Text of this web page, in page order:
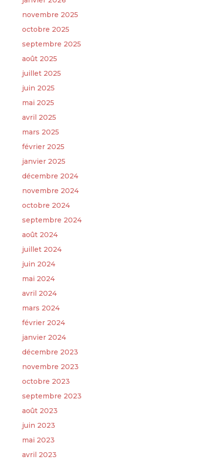
novembre 2025
octobre 2025
septembre 2025
août 2025
juillet 2025
juin 2025
mai 2025
avril 2025
mars 2025
février 2025
janvier 2025
décembre 2024
novembre 2024
octobre 2024
septembre 2024
août 2024
juillet 2024
juin 2024
mai 2024
avril 2024
mars 2024
février 2024
janvier 2024
décembre 2023
novembre 2023
octobre 2023
septembre 2023
août 2023
juin 2023
mai 2023
avril 2023